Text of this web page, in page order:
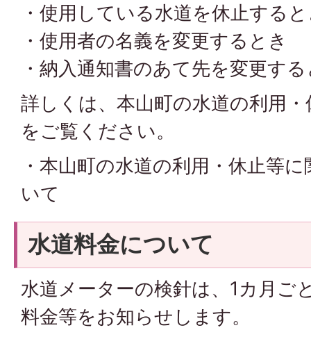
・使用している水道を休止する
・使用者の名義を変更するとき
・納入通知書のあて先を変更す
詳しくは、本山町の水道の利用
をご覧ください。
・本山町の水道の利用・休止等
いて
水道料金について
水道メーターの検針は、1カ月ご
料金等をお知らせします。